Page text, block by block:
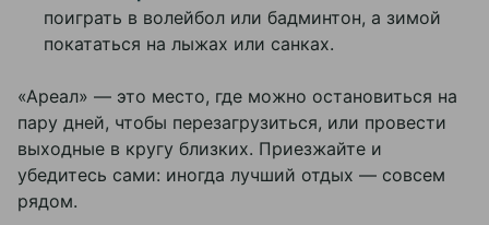
поиграть в волейбол или бадминтон, а зимой
покататься на лыжах или санках.
«Ареал» — это место, где можно остановиться на
пару дней, чтобы перезагрузиться, или провести
выходные в кругу близких. Приезжайте и
убедитесь сами: иногда лучший отдых — совсем
рядом.